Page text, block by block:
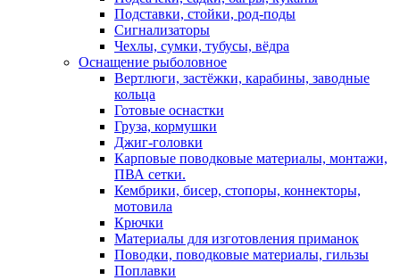
Подставки, стойки, род-поды
Сигнализаторы
Чехлы, сумки, тубусы, вёдра
Оснащение рыболовное
Вертлюги, застёжки, карабины, заводные
кольца
Готовые оснастки
Груза, кормушки
Джиг-головки
Карповые поводковые материалы, монтажи,
ПВА сетки.
Кембрики, бисер, стопоры, коннекторы,
мотовила
Крючки
Материалы для изготовления приманок
Поводки, поводковые материалы, гильзы
Поплавки